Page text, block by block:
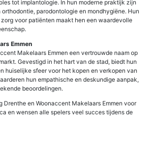
tot implantologie. In hun moderne praktijk zijn
parodontologie en mondhygiëne. Hun
voor patiënten maakt hen een waardevolle
Emmen
Makelaars Emmen een vertrouwde naam op
Gevestigd in het hart van de stad, biedt hun
huiselijke sfeer voor het kopen en verkopen van
hun empathische en deskundige aanpak,
beoordelingen.
Drenthe en Woonaccent Makelaars Emmen voor
en wensen alle spelers veel succes tijdens de